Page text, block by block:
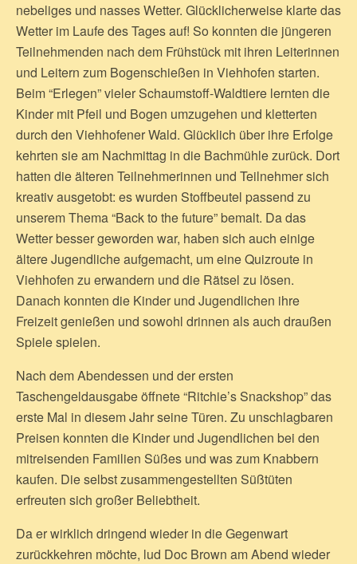
nebeliges und nasses Wetter. Glücklicherweise klarte das
Wetter im Laufe des Tages auf! So konnten die jüngeren
Teilnehmenden nach dem Frühstück mit ihren Leiterinnen
und Leitern zum Bogenschießen in Viehhofen starten.
Beim “Erlegen” vieler Schaumstoff-Waldtiere lernten die
Kinder mit Pfeil und Bogen umzugehen und kletterten
durch den Viehhofener Wald. Glücklich über ihre Erfolge
kehrten sie am Nachmittag in die Bachmühle zurück. Dort
hatten die älteren Teilnehmerinnen und Teilnehmer sich
kreativ ausgetobt: es wurden Stoffbeutel passend zu
unserem Thema “Back to the future” bemalt. Da das
Wetter besser geworden war, haben sich auch einige
ältere Jugendliche aufgemacht, um eine Quizroute in
Viehhofen zu erwandern und die Rätsel zu lösen.
Danach konnten die Kinder und Jugendlichen ihre
Freizeit genießen und sowohl drinnen als auch draußen
Spiele spielen.
Nach dem Abendessen und der ersten
Taschengeldausgabe öffnete “Ritchie’s Snackshop” das
erste Mal in diesem Jahr seine Türen. Zu unschlagbaren
Preisen konnten die Kinder und Jugendlichen bei den
mitreisenden Familien Süßes und was zum Knabbern
kaufen. Die selbst zusammengestellten Süßtüten
erfreuten sich großer Beliebtheit.
Da er wirklich dringend wieder in die Gegenwart
zurückkehren möchte, lud Doc Brown am Abend wieder